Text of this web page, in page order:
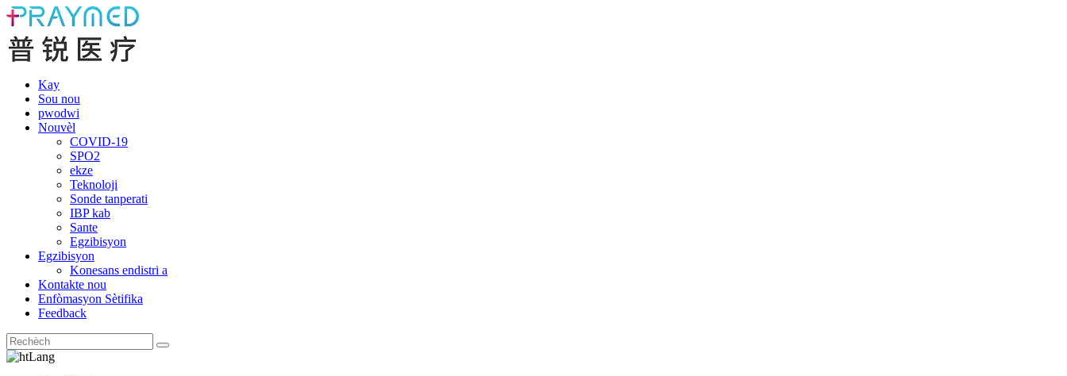
Kay
Sou nou
pwodwi
Nouvèl
COVID-19
SPO2
ekze
Teknoloji
Sonde tanperati
IBP kab
Sante
Egzibisyon
Egzibisyon
Konesans endistri a
Kontakte nou
Enfòmasyon Sètifika
Feedback
Lang